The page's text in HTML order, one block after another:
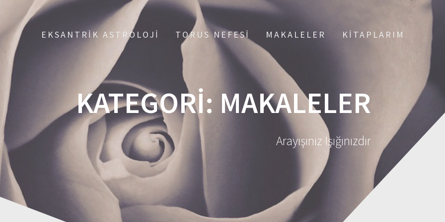
EKSANTRIK ASTROLOJI TORUS NEFESI MAKALELER KITAPLARIM
KATEGORI: MAKALELER
Arayışınız Işığınızdır